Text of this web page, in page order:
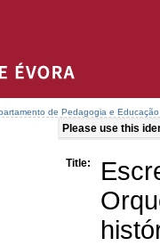
de Pedagogia e Educação
Please use this
Title: